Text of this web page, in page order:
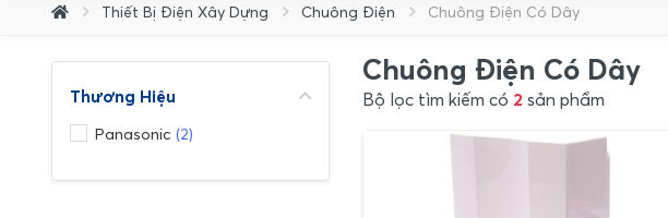
Thiết Bị Điện Chiếu Sáng
Thiết Bị Điện Gia Dụng
Ống/Nẹp Nhựa - Phụ Kiện
Thiết Bị Điện Xây Dựng Chuông Điện Chuông Điện Có Dây
Thương Hiệu
Panasonic (2)
Chuông Điện Có Dây
Bộ lọc tìm kiếm có 2 sản phẩm